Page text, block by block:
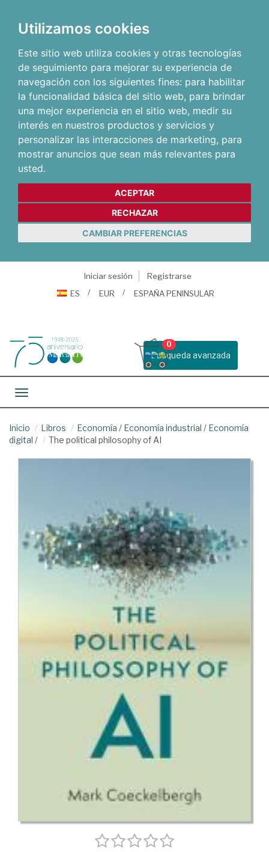
Utilizamos cookies
Este sitio web utiliza cookies y otras tecnologías
de seguimiento para mejorar su experiencia de
navegación con los siguientes fines: para habilitar
la funcionalidad básica del sitio web, para brindar
una mejor experiencia en el sitio web, medir su
interés en nuestros productos y servicios y
personalizar las interacciones de marketing, para
mostrar anuncios que sean más relevantes para
usted.
ACEPTAR
RECHAZAR
CAMBIAR PREFERENCIAS
Iniciar sesión
Registrarse
ES
EUR ESPAÑA PENINSULAR
Busqueda avanzada
0
Toggle navigation
Inicio Libros Economía / Economía industrial / Economía
digital / The political philosophy of AI